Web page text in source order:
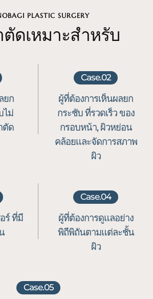
PLASTIC SURGERY
ตัดเหมาะสำหรับ
ยก
ม่
ตัด
Case.02
ผู้ที่ต้องการเห็นผลยก
กระชับที่รวดเร็ว ของ
กรอบหน้า,ผิวหย่อน
คล้อยและจัดการสภาพ
ผิว
ร์ที่มี
Case.04
ผู้ที่ต้องการดูแลอย่าง
พิถีพิถันตามแต่ละชั้น
ผิว
Case.05